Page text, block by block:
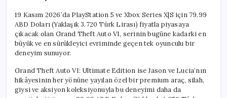
19 Kasım 2026’da PlayStation 5 ve Xbox Series X|S için 79.99
ABD Doları (Yaklaşık 3.720 Türk Lirası) fiyatla piyasaya
çıkacak olan Grand Theft Auto VI, serinin bugüne kadarki en
büyük ve en sürükleyici evriminde geçen tek oyunculu bir
deneyim sunuyor.
Grand Theft Auto VI: Ultimate Edition ise Jason ve Lucia’nın
hikâyesinin her yönüne yayılan özel bir premium araç, silah,
giysi ve aksiyon koleksiyonuyla bu deneyimi daha da